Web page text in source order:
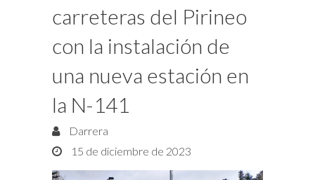
carreteras del Pirineo
con la instalación de
una nueva estación en
la N-141
Darrera
15 de diciembre de 2023